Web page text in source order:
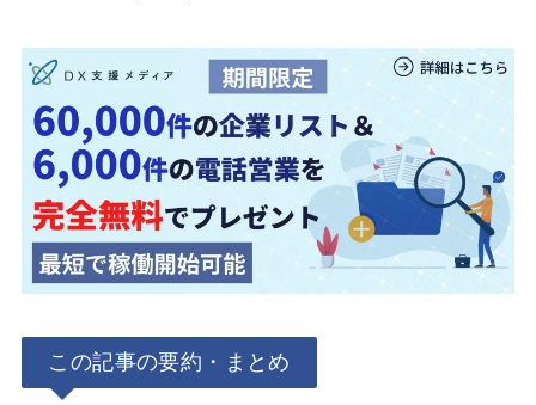
この記事の要約・まとめ